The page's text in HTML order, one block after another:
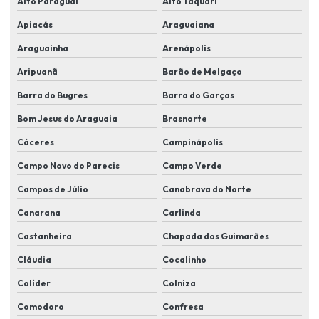
Empresas de manutenção de cameras de segurança
Equipamentos de segurança para condomínios
Fornecedor de cameras de segurança
Implementação de sistemas de reconhecimento facial
Instalação de alarme monitorado em lucas do rio verde
Instalação de alarme residencial
Instalação de alarmes comerciais
Instalação de câmera de segurança em lucas do rio verde
Instalação de câmeras e alarmes
Instalação de câmeras alarmes e cerca elétrica
Instalação de câmeras alarmes residenciais
Apiacás Araguaiana
Araguainha Arenápolis
Aripuanã Barão de Melgaço
Barra do Bugres Barra do Garças
Bom Jesus do Araguaia Brasnorte
Cáceres Campinápolis
Campo Novo do Parecis Campo Verde
Campos de Júlio Canabrava do Norte
Canarana Carlinda
Castanheira Chapada dos Guimarães
Cláudia Cocalinho
Colíder Colniza
Comodoro Confresa